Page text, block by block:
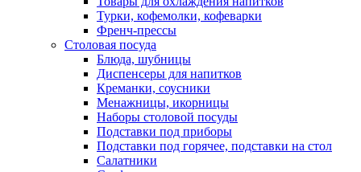
Турки, кофемолки, кофеварки
Френч-прессы
Столовая посуда
Блюда, шубницы
Диспенсеры для напитков
Креманки, соусники
Менажницы, икорницы
Наборы столовой посуды
Подставки под приборы
Подставки под горячее, подставки на стол
Салатники